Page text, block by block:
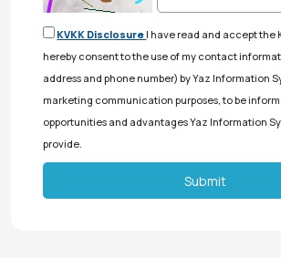
KVKK DisclosureI have read and accept the
hereby consent to the use of my contact
address and phone number) by Yaz Information
marketing communication purposes, to be
opportunities and advantages Yaz Information
provide.
Submit